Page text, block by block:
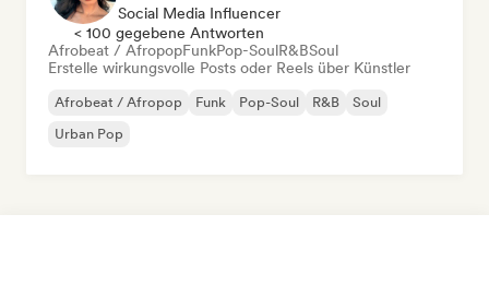
Social Media Influencer
< 100 gegebene Antworten
Afrobeat / AfropopFunkPop-SoulR&BSoul
Erstelle wirkungsvolle Posts oder Reels über Künstler
Afrobeat / Afropop Funk Pop-Soul R&B
Soul
Urban Pop